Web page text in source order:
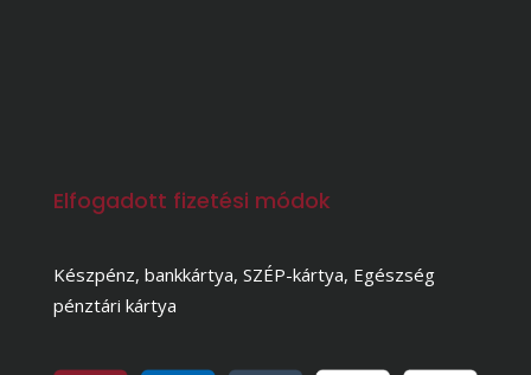
Elfogadott fizetési módok
Készpénz, bankkártya, SZÉP-kártya, Egészség
pénztári kártya